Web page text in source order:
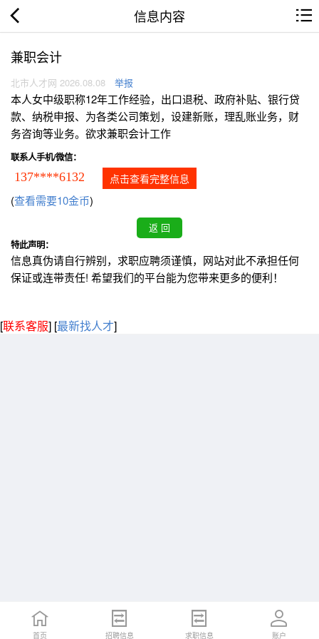
信息内容
兼职会计
北市人才网 2026.08.08 举报
本人女中级职称12年工作经验，出口退税、政府补贴、银行贷
款、纳税申报、为各类公司策划，设建新账，理乱账业务，财
务咨询等业务。欲求兼职会计工作
联系人手机/微信：
137****6132 点击查看完整信息
(查看需要10金币)
特此声明：
信息真伪请自行辨别，求职应聘须谨慎，网站对此不承担任何
保证或连带责任! 希望我们的平台能为您带来更多的便利！
[联系客服] [最新找人才]
首页 招聘信息 求职信息 账户